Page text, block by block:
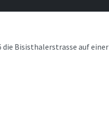
die Bisisthalerstrasse auf einer